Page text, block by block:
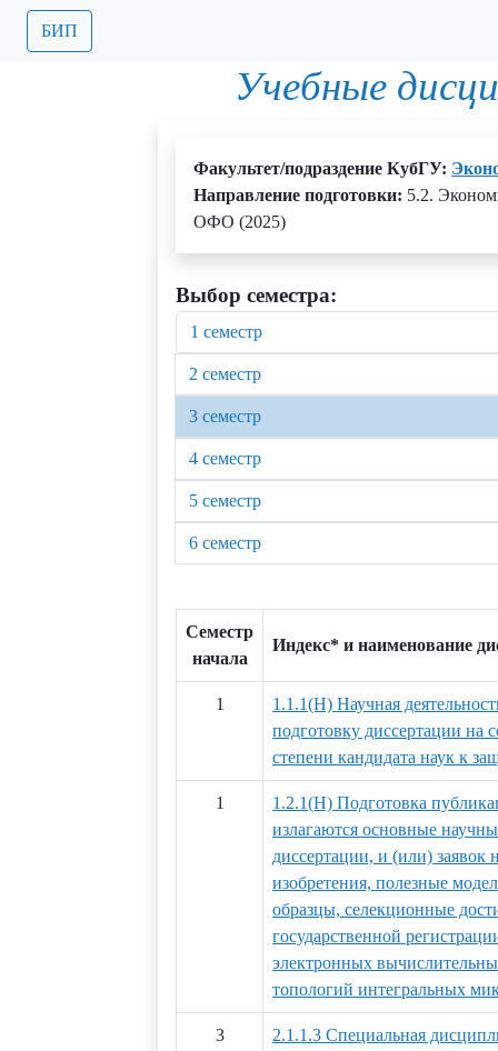
БИП
Учебные
Факультет/подраздение КубГУ:
Направление подготовки: 5.2.
ОФО (2025)
Выбор семестра:
1 семестр
2 семестр
3 семестр
4 семестр
5 семестр
6 семестр
Семестр
начала
Индекс* и наименование
1
1.1.1(Н) Научная
подготовку диссертации на
степени кандидата наук к
1
1.2.1(Н) Подготовка
излагаются основные
диссертации, и (или) заявок
изобретения, полезные
образцы, селекционные
государственной
электронных
топологий интегральных
3
2.1.1.3 Специальная